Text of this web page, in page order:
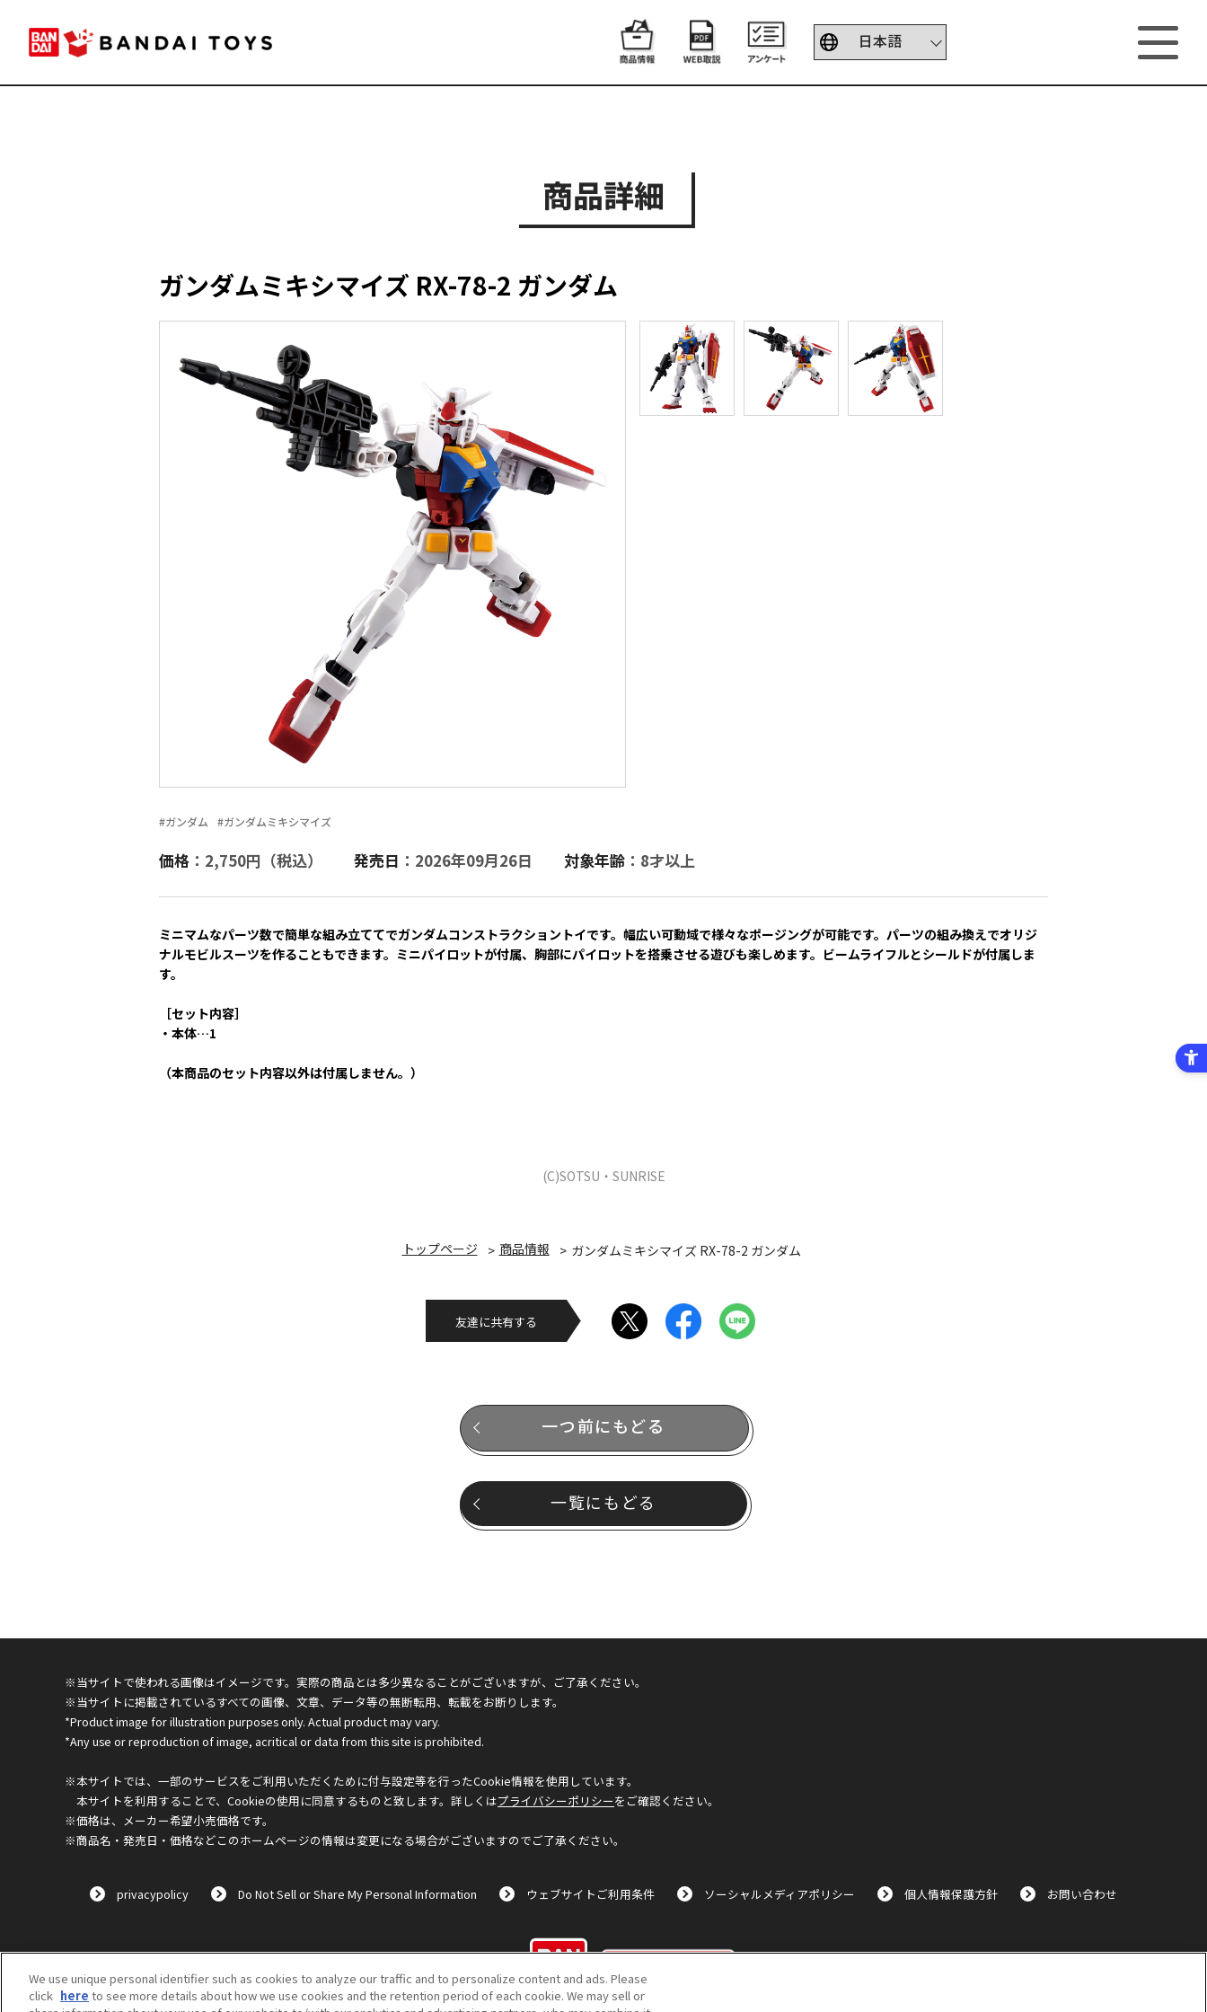
商品詳細
ガンダムミキシマイズ RX-78-2 ガンダム
#ガンダム #ガンダムミキシマイズ
価格 ：2,750円（税込） 発売日 ：2026年09月26日 対象年齢 ：8才以上
ミニマムなパーツ数で簡単な組み立ててでガンダムコンストラクショントイです。幅広い可動域で様々なポージングが可能です。パーツの組み換えでオリジ
ナルモビルスーツを作ることもできます。ミニパイロットが付属、胸部にパイロットを搭乗させる遊びも楽しめます。ビームライフルとシールドが付属しま
す。
［セット内容］
・本体…1
（本商品のセット内容以外は付属しません。）
(C)SOTSU・SUNRISE
トップページ 商品情報 ガンダムミキシマイズ RX-78-2 ガンダム
友達に共有する
一つ前にもどる
一覧にもどる
※当サイトで使われる画像はイメージです。実際の商品とは多少異なることがございますが、ご了承ください。
※当サイトに掲載されているすべての画像、文章、データ等の無断転用、転載をお断りします。
*Product image for illustration purposes only. Actual product may vary.
*Any use or reproduction of image, acritical or data from this site is prohibited.
※本サイトでは、一部のサービスをご利用いただくために付与設定等を行ったCookie情報を使用しています。
本サイトを利用することで、Cookieの使用に同意するものと致します。詳しくはプライバシーポリシーをご確認ください。
※価格は、メーカー希望小売価格です。
※商品名・発売日・価格などこのホームページの情報は変更になる場合がございますのでご了承ください。
privacypolicy Do Not Sell or Share My Personal Information ウェブサイトご利用条件 ソーシャルメディアポリシー 個人情報保護方針 お問い合わせ
We use unique personal identifier such as cookies to analyze our traffic and to personalize content and ads. Please
click here to see more details about how we use cookies and the retention period of each cookie. We may sell or